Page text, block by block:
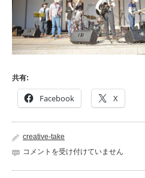
共有:
Facebook X
creative-take
live1
コメントを受け付けていません